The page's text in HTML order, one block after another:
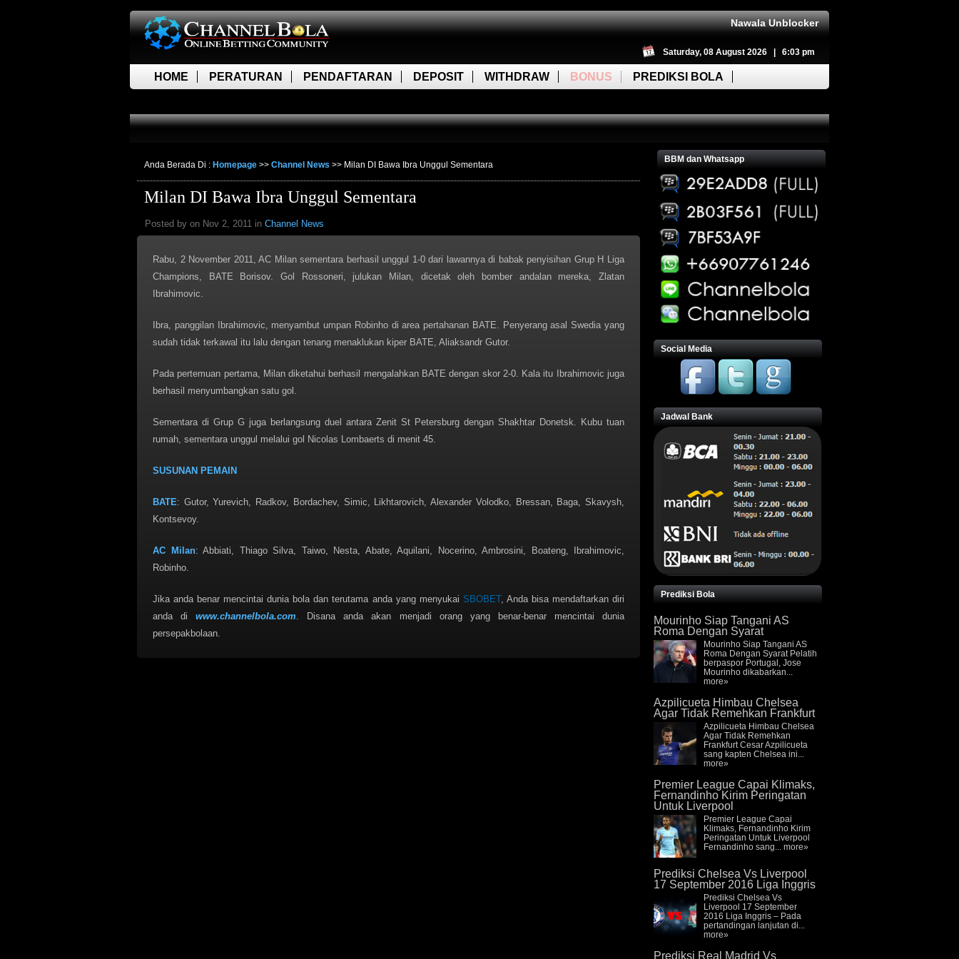
Nawala Unblocker
Saturday, 08 August 2026 | 6:03 pm
HOME PERATURAN PENDAFTARAN DEPOSIT WITHDRAW BONUS PREDIKSI BOLA
Anda Berada Di : Homepage >> Channel News >> Milan DI Bawa Ibra Unggul Sementara
Milan DI Bawa Ibra Unggul Sementara
Posted by on Nov 2, 2011 in Channel News
Rabu, 2 November 2011, AC Milan sementara berhasil unggul 1-0 dari lawannya di babak penyisihan Grup H Liga
Champions, BATE Borisov. Gol Rossoneri, julukan Milan, dicetak oleh bomber andalan mereka, Zlatan
Ibrahimovic.
Ibra, panggilan Ibrahimovic, menyambut umpan Robinho di area pertahanan BATE. Penyerang asal Swedia yang
sudah tidak terkawal itu lalu dengan tenang menaklukan kiper BATE, Aliaksandr Gutor.
Pada pertemuan pertama, Milan diketahui berhasil mengalahkan BATE dengan skor 2-0. Kala itu Ibrahimovic juga
berhasil menyumbangkan satu gol.
Sementara di Grup G juga berlangsung duel antara Zenit St Petersburg dengan Shakhtar Donetsk. Kubu tuan
rumah, sementara unggul melalui gol Nicolas Lombaerts di menit 45.
SUSUNAN PEMAIN
BATE: Gutor, Yurevich, Radkov, Bordachev, Simic, Likhtarovich, Alexander Volodko, Bressan, Baga, Skavysh,
Kontsevoy.
AC Milan: Abbiati, Thiago Silva, Taiwo, Nesta, Abate, Aquilani, Nocerino, Ambrosini, Boateng, Ibrahimovic,
Robinho.
Jika anda benar mencintai dunia bola dan terutama anda yang menyukai SBOBET, Anda bisa mendaftarkan diri
anda diwww.channelbola.com. Disana anda akan menjadi orang yang benar-benar mencintai dunia
persepakbolaan.
BBM dan Whatsapp
Social Media
Jadwal Bank
Prediksi Bola
Mourinho Siap Tangani AS
Roma Dengan Syarat
Mourinho Siap Tangani AS
Roma Dengan Syarat Pelatih
berpaspor Portugal, Jose
Mourinho dikabarkan...
more»
Azpilicueta Himbau Chelsea
Agar Tidak Remehkan Frankfurt
Azpilicueta Himbau Chelsea
Agar Tidak Remehkan
Frankfurt Cesar Azpilicueta
sang kapten Chelsea ini...
more»
Premier League Capai Klimaks,
Fernandinho Kirim Peringatan
Untuk Liverpool
Premier League Capai
Klimaks, Fernandinho Kirim
Peringatan Untuk Liverpool
Fernandinho sang... more»
Prediksi Chelsea Vs Liverpool
17 September 2016 Liga Inggris
Prediksi Chelsea Vs
Liverpool 17 September
2016 Liga Inggris – Pada
pertandingan lanjutan di...
more»
Prediksi Real Madrid Vs